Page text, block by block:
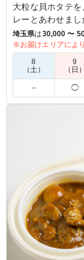
大粒な貝ホタテ
レーとあわせま
群です。
※オプションにて
す。ご希望の際
帆立の旨味が
よく合ってい
普段とは違っ
が大満足です！
ご利用シーン：
東京都板橋区赤塚
埼玉県は30,000 〜
※お届けエリアによ
8
（土）
9
（日）
－ ◯